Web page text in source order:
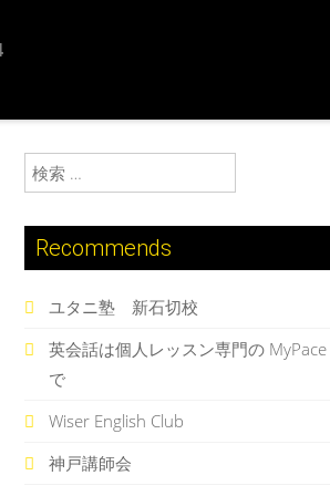
検索:
Recommends
ユタニ塾 新石切校
英会話は個人レッスン専門の MyPace
で
Wiser English Club
神戸講師会